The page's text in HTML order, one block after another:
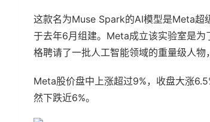
这款名为Muse Spark的AI模型是Meta超
于去年6月组建。Meta成立该实验室是
格聘请了一批人工智能领域的重量级人物
Meta股价盘中上涨超过9%，收盘大涨
然下跌近6%。